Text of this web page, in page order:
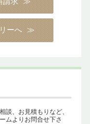
ーへ
談、お見積もりなど、
ムよりお問合せ下さ